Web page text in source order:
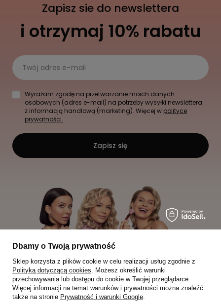
Zapisz sie do newslettera
i otrzymaj 10% rabatu
Twój adres e-mail
Wyrażam zgodę na przetwarzanie moich danych
osobowych (adres e-mail) na potrzeby wysyłki newslettera
z informacją handlową (marketing). Więcej w polityce
prywatności.
Zapisz się
Dbamy o Twoją prywatność
Sklep korzysta z plików cookie w celu realizacji usług zgodnie z
Polityką dotyczącą cookies. Możesz określić warunki
przechowywania lub dostępu do cookie w Twojej przeglądarce.
Więcej informacji na temat warunków i prywatności można znaleźć
także na stronie Prywatność i warunki Google.